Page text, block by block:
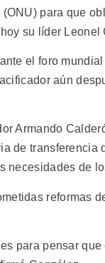
para que
su líder Leonel
el foro
aún
Armando
de
necesidades de
reformas
para pensar